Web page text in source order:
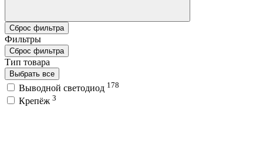
Сброс фильтра
Фильтры
Сброс фильтра
Тип товара
Выбрать все
Выводной светодиод 178
Крепёж 3